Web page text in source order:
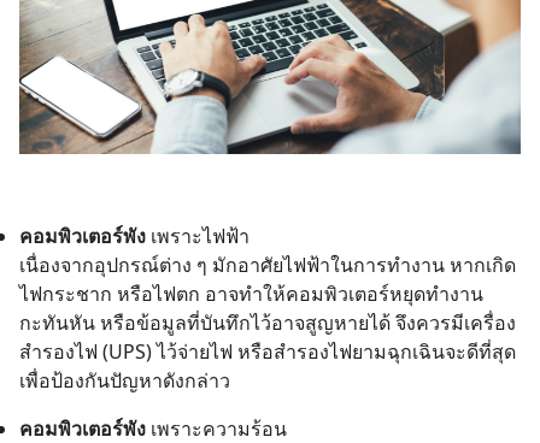
คอมพิวเตอร์พัง เพราะไฟฟ้า
เนื่องจากอุปกรณ์ต่าง ๆ มักอาศัยไฟฟ้าในการทำงาน หากเกิด
ไฟกระชาก หรือไฟตก อาจทำให้คอมพิวเตอร์หยุดทำงาน
กะทันหัน หรือข้อมูลที่บันทึกไว้อาจสูญหายได้ จึงควรมีเครื่อง
สำรองไฟ (UPS) ไว้จ่ายไฟ หรือสำรองไฟยามฉุกเฉินจะดีที่สุด
เพื่อป้องกันปัญหาดังกล่าว
คอมพิวเตอร์พัง เพราะความร้อน